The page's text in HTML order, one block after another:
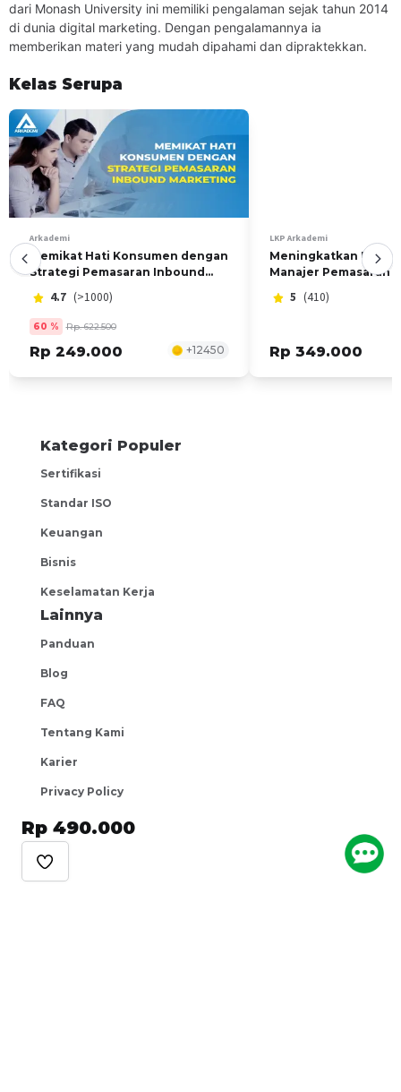
marketing.
PELUANG ATAS KOMPETENSI PELATIHAN
Pelatihan ini ditujukan pada pekerja bidang sales dan
marketing sebagai seorang ahli, spesialis, maupun
profesional, spesialis periklanan, serta pemilik usaha atau
UMKM
dari Monash University ini memiliki pengalaman sejak tahun 2014
di dunia digital marketing. Dengan pengalamannya ia
memberikan materi yang mudah dipahami dan dipraktekkan.
Kelas Serupa
Arkademi
Memikat Hati Konsumen dengan
Strategi Pemasaran Inbound
4.7 (>1000)
60 % Rp. 622.500
Rp 249.000 +12450
LKP Arkademi
Meningkatkan
Manajer Pemasaran
5 (410)
Rp 349.000
Rp 490.000
Kategori Populer
Sertifikasi
Standar ISO
Keuangan
Bisnis
Keselamatan Kerja
Lainnya
Panduan
Blog
FAQ
Tentang Kami
Karier
Privacy Policy